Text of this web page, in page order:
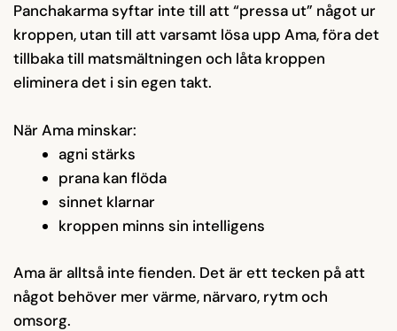
Panchakarma syftar inte till att “pressa ut” något ur
kroppen, utan till att varsamt lösa upp Ama, föra det
tillbaka till matsmältningen och låta kroppen
eliminera det i sin egen takt.
När Ama minskar:
agni stärks
prana kan flöda
sinnet klarnar
kroppen minns sin intelligens
Ama är alltså inte fienden. Det är ett tecken på att
något behöver mer värme, närvaro, rytm och
omsorg.